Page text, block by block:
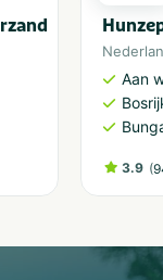
Aan
3.9 (